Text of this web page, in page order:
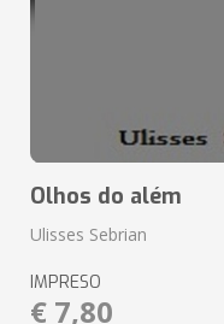
Olhos do além
Ulisses Sebrian
IMPRESO
€ 7,80